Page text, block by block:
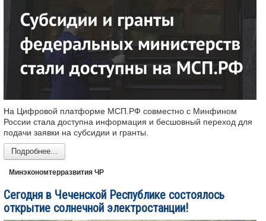
На Цифровой платформе МСП.РФ совместно с Минфином
России стала доступна информация и бесшовный переход для
подачи заявки на субсидии и гранты.
Подробнее...
Минэкономтерразвития ЧР
Сегодня в Чеченской Республике состоялось
открытие солнечной электростанции!